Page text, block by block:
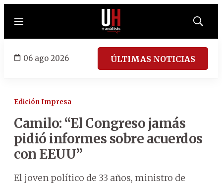
Menú
Mostrar
06 ago 2026 ÚLTIMAS NOTICIAS
Edición Impresa
Camilo: “El Congreso jamás
pidió informes sobre acuerdos
con EEUU”
El joven político de 33 años, ministro de